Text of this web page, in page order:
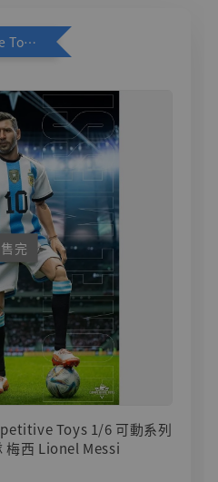
加購優惠【Competitive Toys 梅西 [CM001]】
售完
Toys 1/6 可動系列
梅西 Lionel Messi